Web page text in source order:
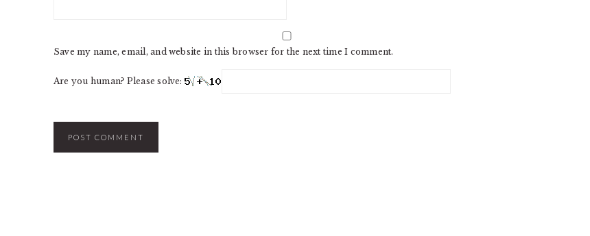
Save my name, email, and website in this browser for the next time I comment.
Are you human? Please solve: